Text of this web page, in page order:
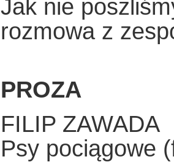
Jak nie
rozmowa z
PROZA
FILIP ZAWADA
Psy pociągowe